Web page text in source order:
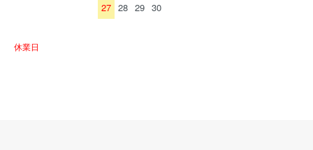
27 28 29 30
休業日